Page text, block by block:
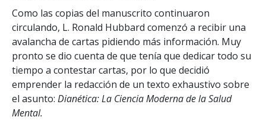
Como las copias del manuscrito continuaron
circulando, L. Ronald Hubbard comenzó a recibir una
avalancha de cartas pidiendo más información. Muy
pronto se dio cuenta de que tenía que dedicar todo su
tiempo a contestar cartas, por lo que decidió
emprender la redacción de un texto exhaustivo sobre
el asunto: Dianética: La Ciencia Moderna de la Salud
Mental.